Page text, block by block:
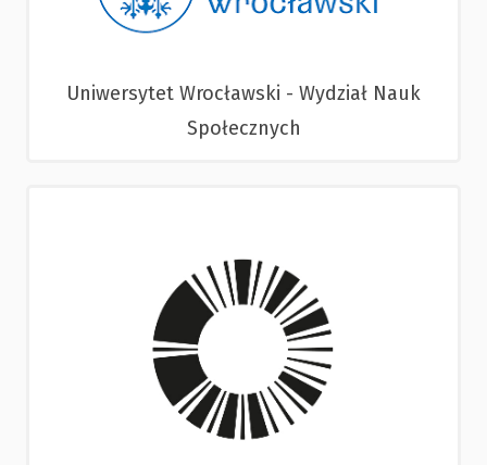
Uniwersytet Wrocławski - Wydział Nauk
Społecznych